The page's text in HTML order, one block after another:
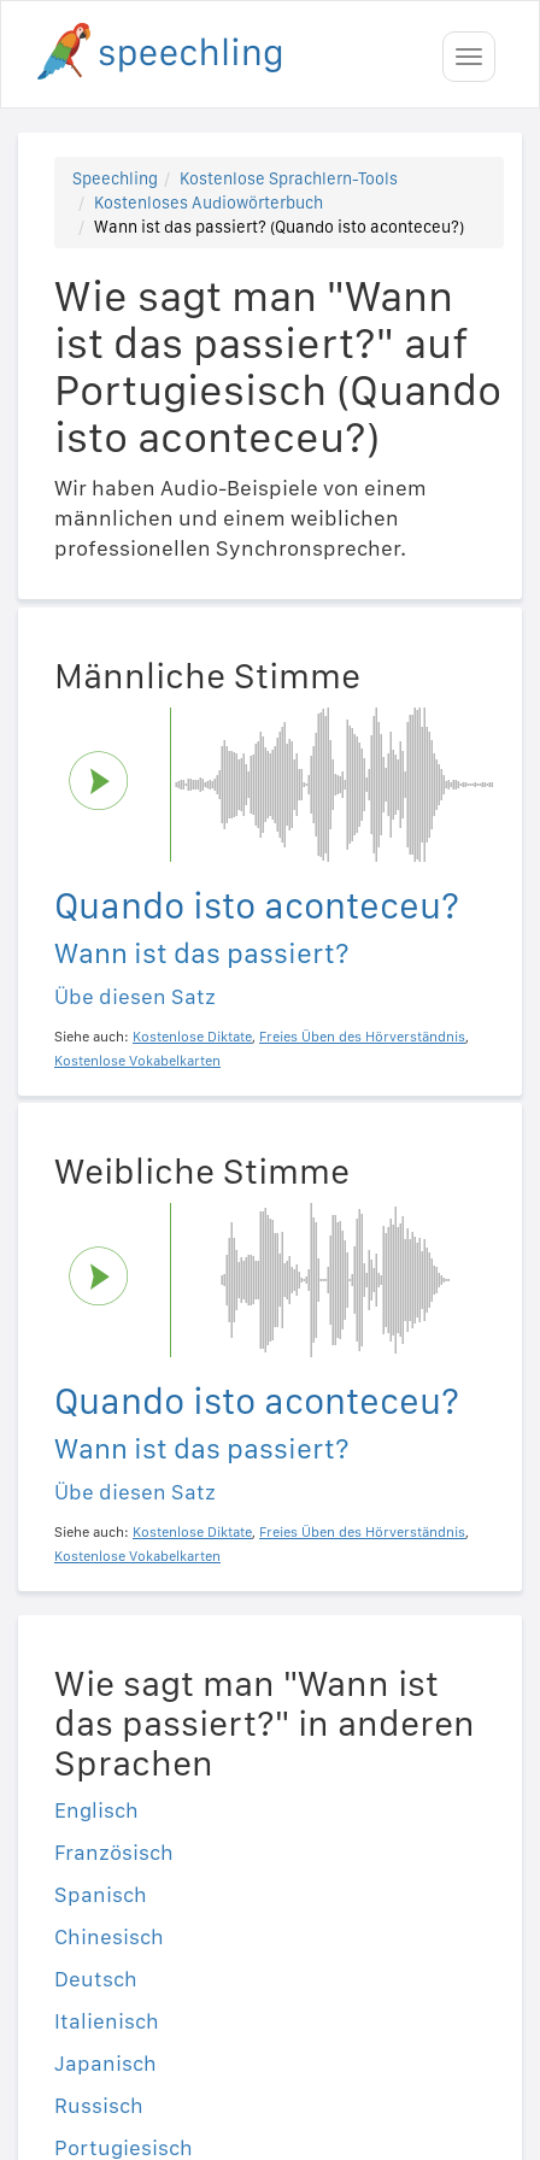
Toggle
Speechling
Kostenlose Sprachlern-Tools
Kostenloses Audiowörterbuch
Wann ist das passiert? (Quando isto aconteceu?)
Wie sagt man "Wann
ist das passiert?" auf
Portugiesisch (Quando
isto aconteceu?)
Wir haben Audio-Beispiele von einem
männlichen und einem weiblichen
professionellen Synchronsprecher.
Männliche Stimme
Quando isto aconteceu?
Wann ist das passiert?
Übe diesen Satz
Siehe auch: Kostenlose Diktate, Freies Üben des Hörverständnis,
Kostenlose Vokabelkarten
Weibliche Stimme
Quando isto aconteceu?
Wann ist das passiert?
Übe diesen Satz
Siehe auch: Kostenlose Diktate, Freies Üben des Hörverständnis,
Kostenlose Vokabelkarten
Wie sagt man "Wann ist
das passiert?" in anderen
Sprachen
Englisch
Französisch
Spanisch
Chinesisch
Deutsch
Italienisch
Japanisch
Russisch
Portugiesisch